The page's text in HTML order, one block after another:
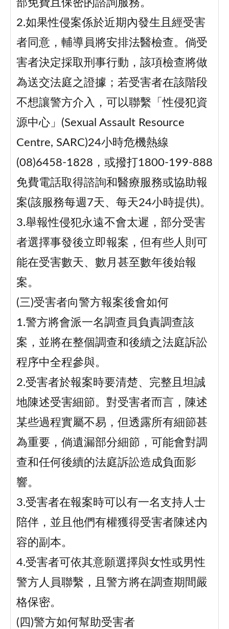
部免費且保密的諮詢服務。
2.如果性侵案係於近期內發生且經受害
者同意，輔導員將安排法醫檢查。倘受
害者決定採取刑事行動，該項檢查將做
為送交法庭之證據；若受害者在該階段
不想讓警方介入，可以聯繫「性侵犯資
源中心」(Sexual Assault Resource
Centre, SARC)24小時危機熱線
(08)6458-1828，或撥打1800-199-888
免費電話取得諮詢和醫療服務或協助報
案(該服務每週7天、每天24小時提供)。
3.舉報性侵犯永遠不會太遲，部分受害
者選擇事發後立即報案，但有些人則可
能在受害數天、數月甚至數年後始報
案。
(三)受害者向警方報案後會如何
1.警方將會派一名調查員負責調查該
案，並將在整個調查和後續之法庭訴訟
程序中全程參與。
2.受害者於報案時要清楚、完整且坦誠
地陳述受害細節。對受害者而言，陳述
某些過程實屬不易，但透露所有細節甚
為重要，倘遺漏部分細節，可能會對調
查和任何後續的法庭訴訟造成負面影
響。
3.受害者在報案時可以有一名支持人士
陪伴，並且他們有權獲得受害者陳述內
容的副本。
4.受害者可依其意願選擇與女性或男性
警方人員聯繫，且警方將在調查期間嚴
格保密。
(四)警方如何幫助受害者